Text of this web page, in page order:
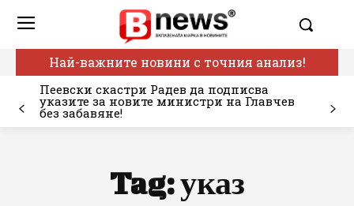
Най-важните новини с точния анализ!
Пеевски скастри Радев да подписва
указите за новите министри на Главчев
без забавяне!
Tag:указ